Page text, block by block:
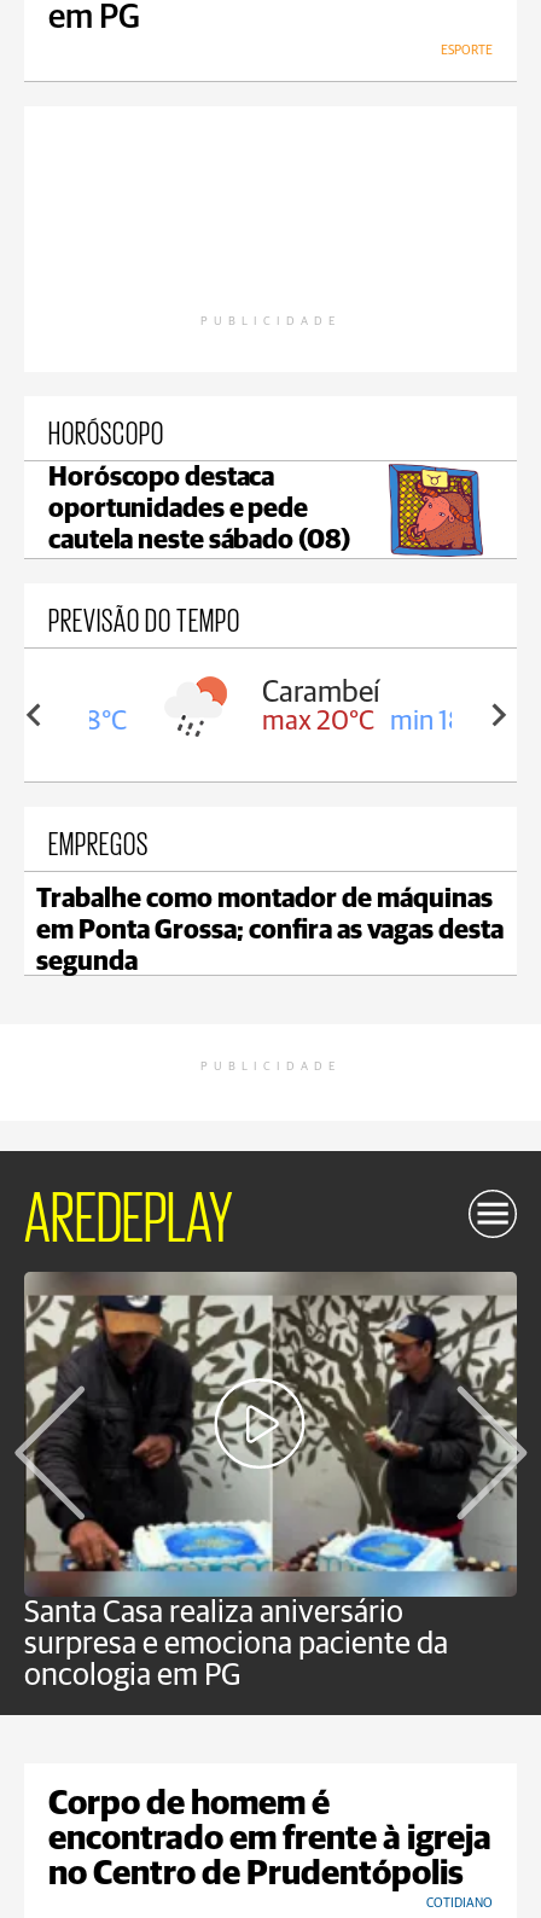
em PG
ESPORTE
PUBLICIDADE
HORÓSCOPO
Horóscopo destaca
oportunidades e pede
cautela neste sábado (08)
PREVISÃO DO TEMPO
18°C
Carambeí
max 20°C min 18°C
EMPREGOS
Trabalhe como montador de máquinas
em Ponta Grossa; confira as vagas desta
segunda
PUBLICIDADE
AREDEPLAY
Santa Casa realiza aniversário
surpresa e emociona paciente da
oncologia em PG
Corpo de homem é
encontrado em frente à igreja
no Centro de Prudentópolis
COTIDIANO